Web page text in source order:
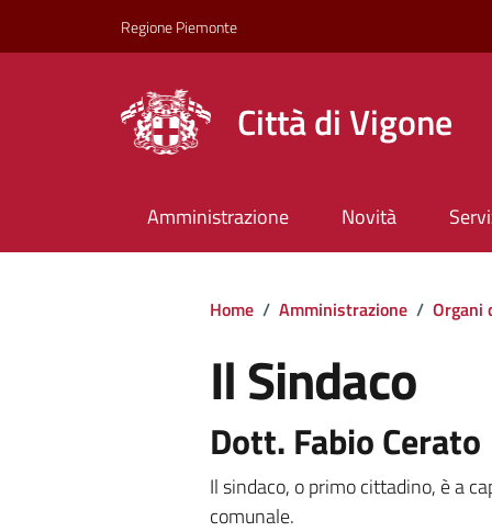
Regione Piemonte
Città di Vigone
Amministrazione Novità
Home / Amministrazione / Organi
Il Sindaco
Il Sindaco
Dott. Fabio Cerato
Il sindaco, o primo cittadino, è a
comunale.